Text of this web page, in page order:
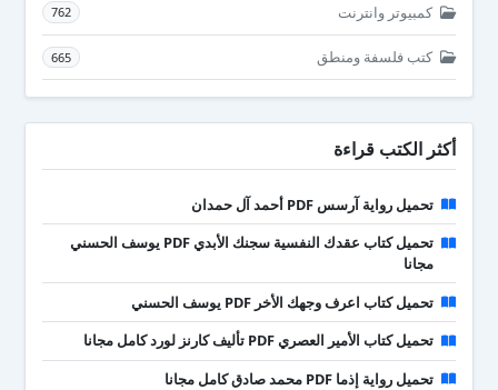
كمبيوتر وانترنت 762
كتب فلسفة ومنطق 665
أكثر الكتب قراءة
تحميل رواية آرسس PDF أحمد آل حمدان
تحميل كتاب عقدك النفسية سجنك الأبدي PDF يوسف الحسني
مجانا
تحميل كتاب اعرف وجهك الأخر PDF يوسف الحسني
تحميل كتاب الأمير العصري PDF تأليف كارنز لورد كامل مجانا
تحميل رواية إذما PDF محمد صادق كامل مجانا